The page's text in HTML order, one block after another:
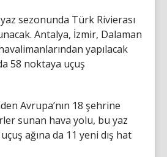
sezonunda Türk Rivierası
Antalya, İzmir, Dalaman
yapılacak
58 noktaya uçuş
Avrupa’nın 18 şehrine
sunan hava yolu, bu yaz
ağına da 11 yeni dış hat